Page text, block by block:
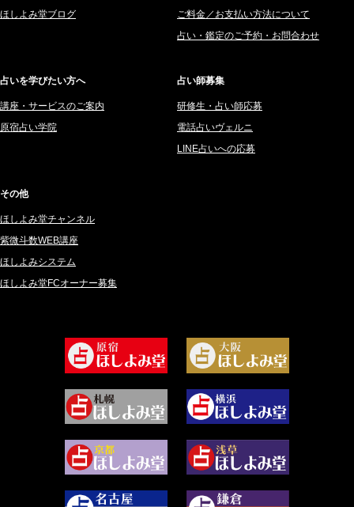
サーペント (92)
さてら (94)
桜望巴千 (270)
綺咲みゆき (22)
比呂 酒井 (59)
ロザリン (157)
坂宮 鈴果 (82)
尾羽奈美海 (95)
藻那ムール (2)
白丸モカ (180)
水浅葱 旬時 (150)
阿佐霧 峰麿 (37)
2024年12月 (57)
2024年11月 (38)
2024年10月 (36)
2024年9月 (39)
2024年8月 (45)
2024年5月 (92)
2024年3月 (49)
2024年2月 (40)
2024年1月 (63)
2023年12月 (86)
2023年11月 (67)
ほしよみ堂ブログ
ご料金／お支払い方法について
占い・鑑定のご予約・お問合わせ
占いを学びたい方へ
講座・サービスのご案内
原宿占い学院
占い師募集
研修生・占い師応募
電話占いヴェルニ
LINE占いへの応募
その他
ほしよみ堂チャンネル
紫微斗数WEB講座
ほしよみシステム
ほしよみ堂FCオーナー募集